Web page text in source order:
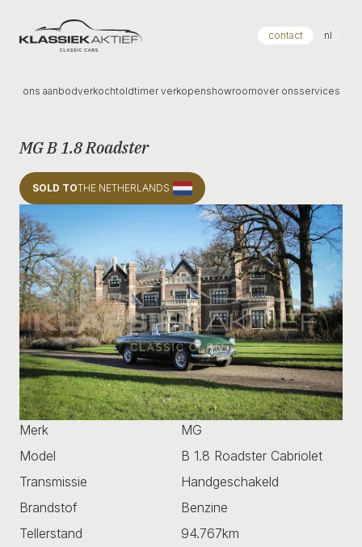
Klassiek Aktief contact nl
ons aanbodverkochtoldtimer verkopenshowroomover onsservices
MG B 1.8 Roadster
SOLD TOTHE NETHERLANDS
Merk
MG
Model
B 1.8 Roadster Cabriolet
Transmissie
Handgeschakeld
Brandstof
Benzine
Tellerstand
94.767km